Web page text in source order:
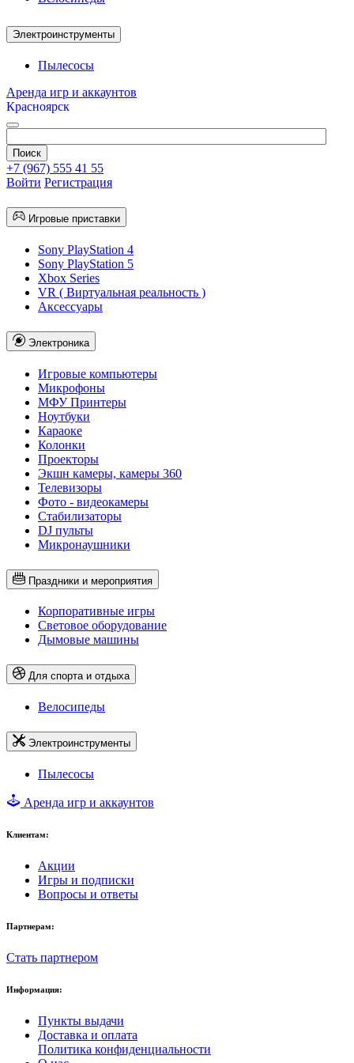
Электроинструменты
Пылесосы
Аренда игр и аккаунтов
Красноярск
+7 (967) 555 41 55
Войти Регистрация
Игровые приставки
Sony PlayStation 4
Sony PlayStation 5
Xbox Series
VR ( Виртуальная реальность )
Аксессуары
Электроника
Игровые компьютеры
Микрофоны
МФУ Принтеры
Ноутбуки
Караоке
Колонки
Проекторы
Экшн камеры, камеры 360
Телевизоры
Фото - видеокамеры
Стабилизаторы
DJ пульты
Микронаушники
Праздники и мероприятия
Корпоративные игры
Световое оборудование
Дымовые машины
Для спорта и отдыха
Велосипеды
Электроинструменты
Пылесосы
Аренда игр и аккаунтов
Клиентам:
Акции
Игры и подписки
Вопросы и ответы
Партнерам:
Стать партнером
Информация:
Пункты выдачи
Доставка и оплата
Политика конфиденциальности